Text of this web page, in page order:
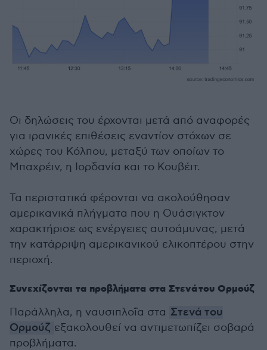
Οι δηλώσεις του έρχονται μετά από αναφορές
για ιρανικές επιθέσεις εναντίον στόχων σε
χώρες του Κόλπου, μεταξύ των οποίων το
Μπαχρέιν, η Ιορδανία και το Κουβέιτ.
Τα περιστατικά φέρονται να ακολούθησαν
αμερικανικά πλήγματα που η Ουάσιγκτον
χαρακτήρισε ως ενέργειες αυτοάμυνας, μετά
την κατάρριψη αμερικανικού ελικοπτέρου στην
περιοχή.
Συνεχίζονται τα προβλήματα στα Στενά του Ορμούζ
Παράλληλα, η ναυσιπλοΐα στα Στενά του
Ορμούζ εξακολουθεί να αντιμετωπίζει σοβαρά
προβλήματα.